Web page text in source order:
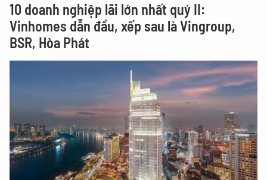
10 doanh nghiệp lãi lớn nhất quý II:
Vinhomes dẫn đầu, xếp sau là Vingroup,
BSR, Hòa Phát